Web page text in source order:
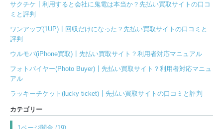
サクチケ┃利用すると会社に鬼電は本当か？先払い買取サイトの口コ
ミと評判
ワンアップ(1UP)┃回収だけになった？先払い買取サイトの口コミと
評判
ウルモバ(iPhone買取)┃先払い買取サイト？利用者対応マニュアル
フォトバイヤー(Photo Buyer)┃先払い買取サイト？利用者対応マニュ
アル
ラッキーチケット(lucky ticket)┃先払い買取サイトの口コミと評判
カテゴリー